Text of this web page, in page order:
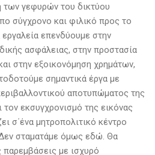
των γεφυρών του δικτύου
σύγχρονο και φιλικό προς το
επενδύουμε στην
ασφάλειας, στην προστασία
στην εξοικονόμηση χρημάτων,
σημαντικά έργα με
αποτυπώματος της
εκσυγχρονισμό της εικόνας
σ΄ένα μητροπολιτικό κέντρο
σταματάμε όμως εδώ. Θα
παρεμβάσεις με ισχυρό